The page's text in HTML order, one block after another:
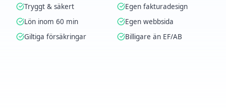
Tryggt & säkert
Egen fakturadesign
Lön inom 60 min
Egen webbsida
Giltiga försäkringar
Billigare än EF/AB